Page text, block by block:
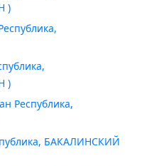
)
)
Республика,
БАКАЛИНСКИЙ